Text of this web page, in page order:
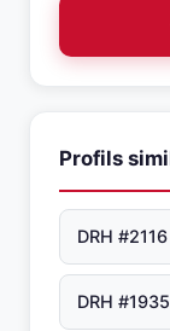
Profils
DRH #2116
DRH #1935